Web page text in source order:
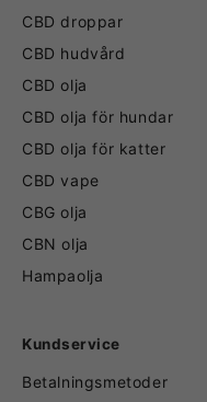
CBD droppar
CBD hudvård
CBD olja
CBD olja för hundar
CBD olja för katter
CBD vape
CBG olja
CBN olja
Hampaolja
Kundservice
Betalningsmetoder